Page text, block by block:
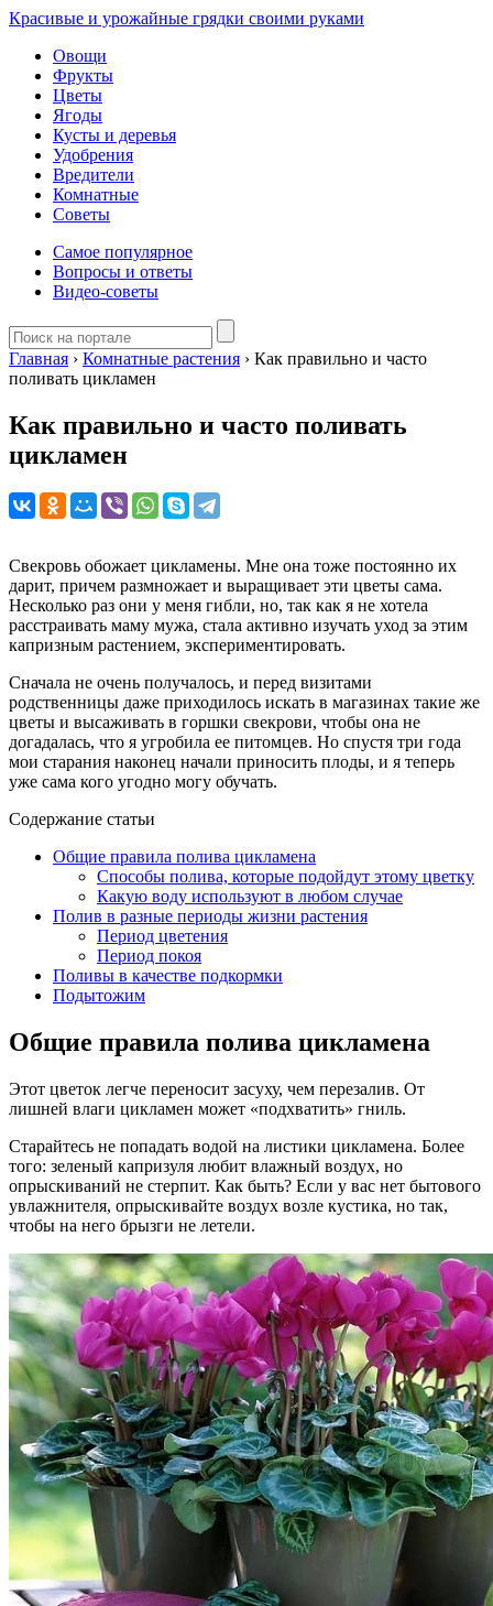
Красивые и урожайные грядки своими руками
Овощи
Фрукты
Цветы
Ягоды
Кусты и деревья
Удобрения
Вредители
Комнатные
Советы
Самое популярное
Вопросы и ответы
Видео-советы
Главная › Комнатные растения › Как правильно и часто
поливать цикламен
Как правильно и часто поливать
цикламен
Свекровь обожает цикламены. Мне она тоже постоянно их
дарит, причем размножает и выращивает эти цветы сама.
Несколько раз они у меня гибли, но, так как я не хотела
расстраивать маму мужа, стала активно изучать уход за этим
капризным растением, экспериментировать.
Сначала не очень получалось, и перед визитами
родственницы даже приходилось искать в магазинах такие же
цветы и высаживать в горшки свекрови, чтобы она не
догадалась, что я угробила ее питомцев. Но спустя три года
мои старания наконец начали приносить плоды, и я теперь
уже сама кого угодно могу обучать.
Содержание статьи
Общие правила полива цикламена
Способы полива, которые подойдут этому цветку
Какую воду используют в любом случае
Полив в разные периоды жизни растения
Период цветения
Период покоя
Поливы в качестве подкормки
Подытожим
Общие правила полива цикламена
Этот цветок легче переносит засуху, чем перезалив. От
лишней влаги цикламен может «подхватить» гниль.
Старайтесь не попадать водой на листики цикламена. Более
того: зеленый капризуля любит влажный воздух, но
опрыскиваний не стерпит. Как быть? Если у вас нет бытового
увлажнителя, опрыскивайте воздух возле кустика, но так,
чтобы на него брызги не летели.